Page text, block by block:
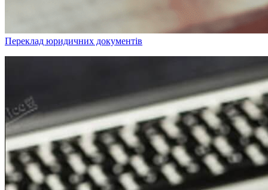
Переклад юридичних документів